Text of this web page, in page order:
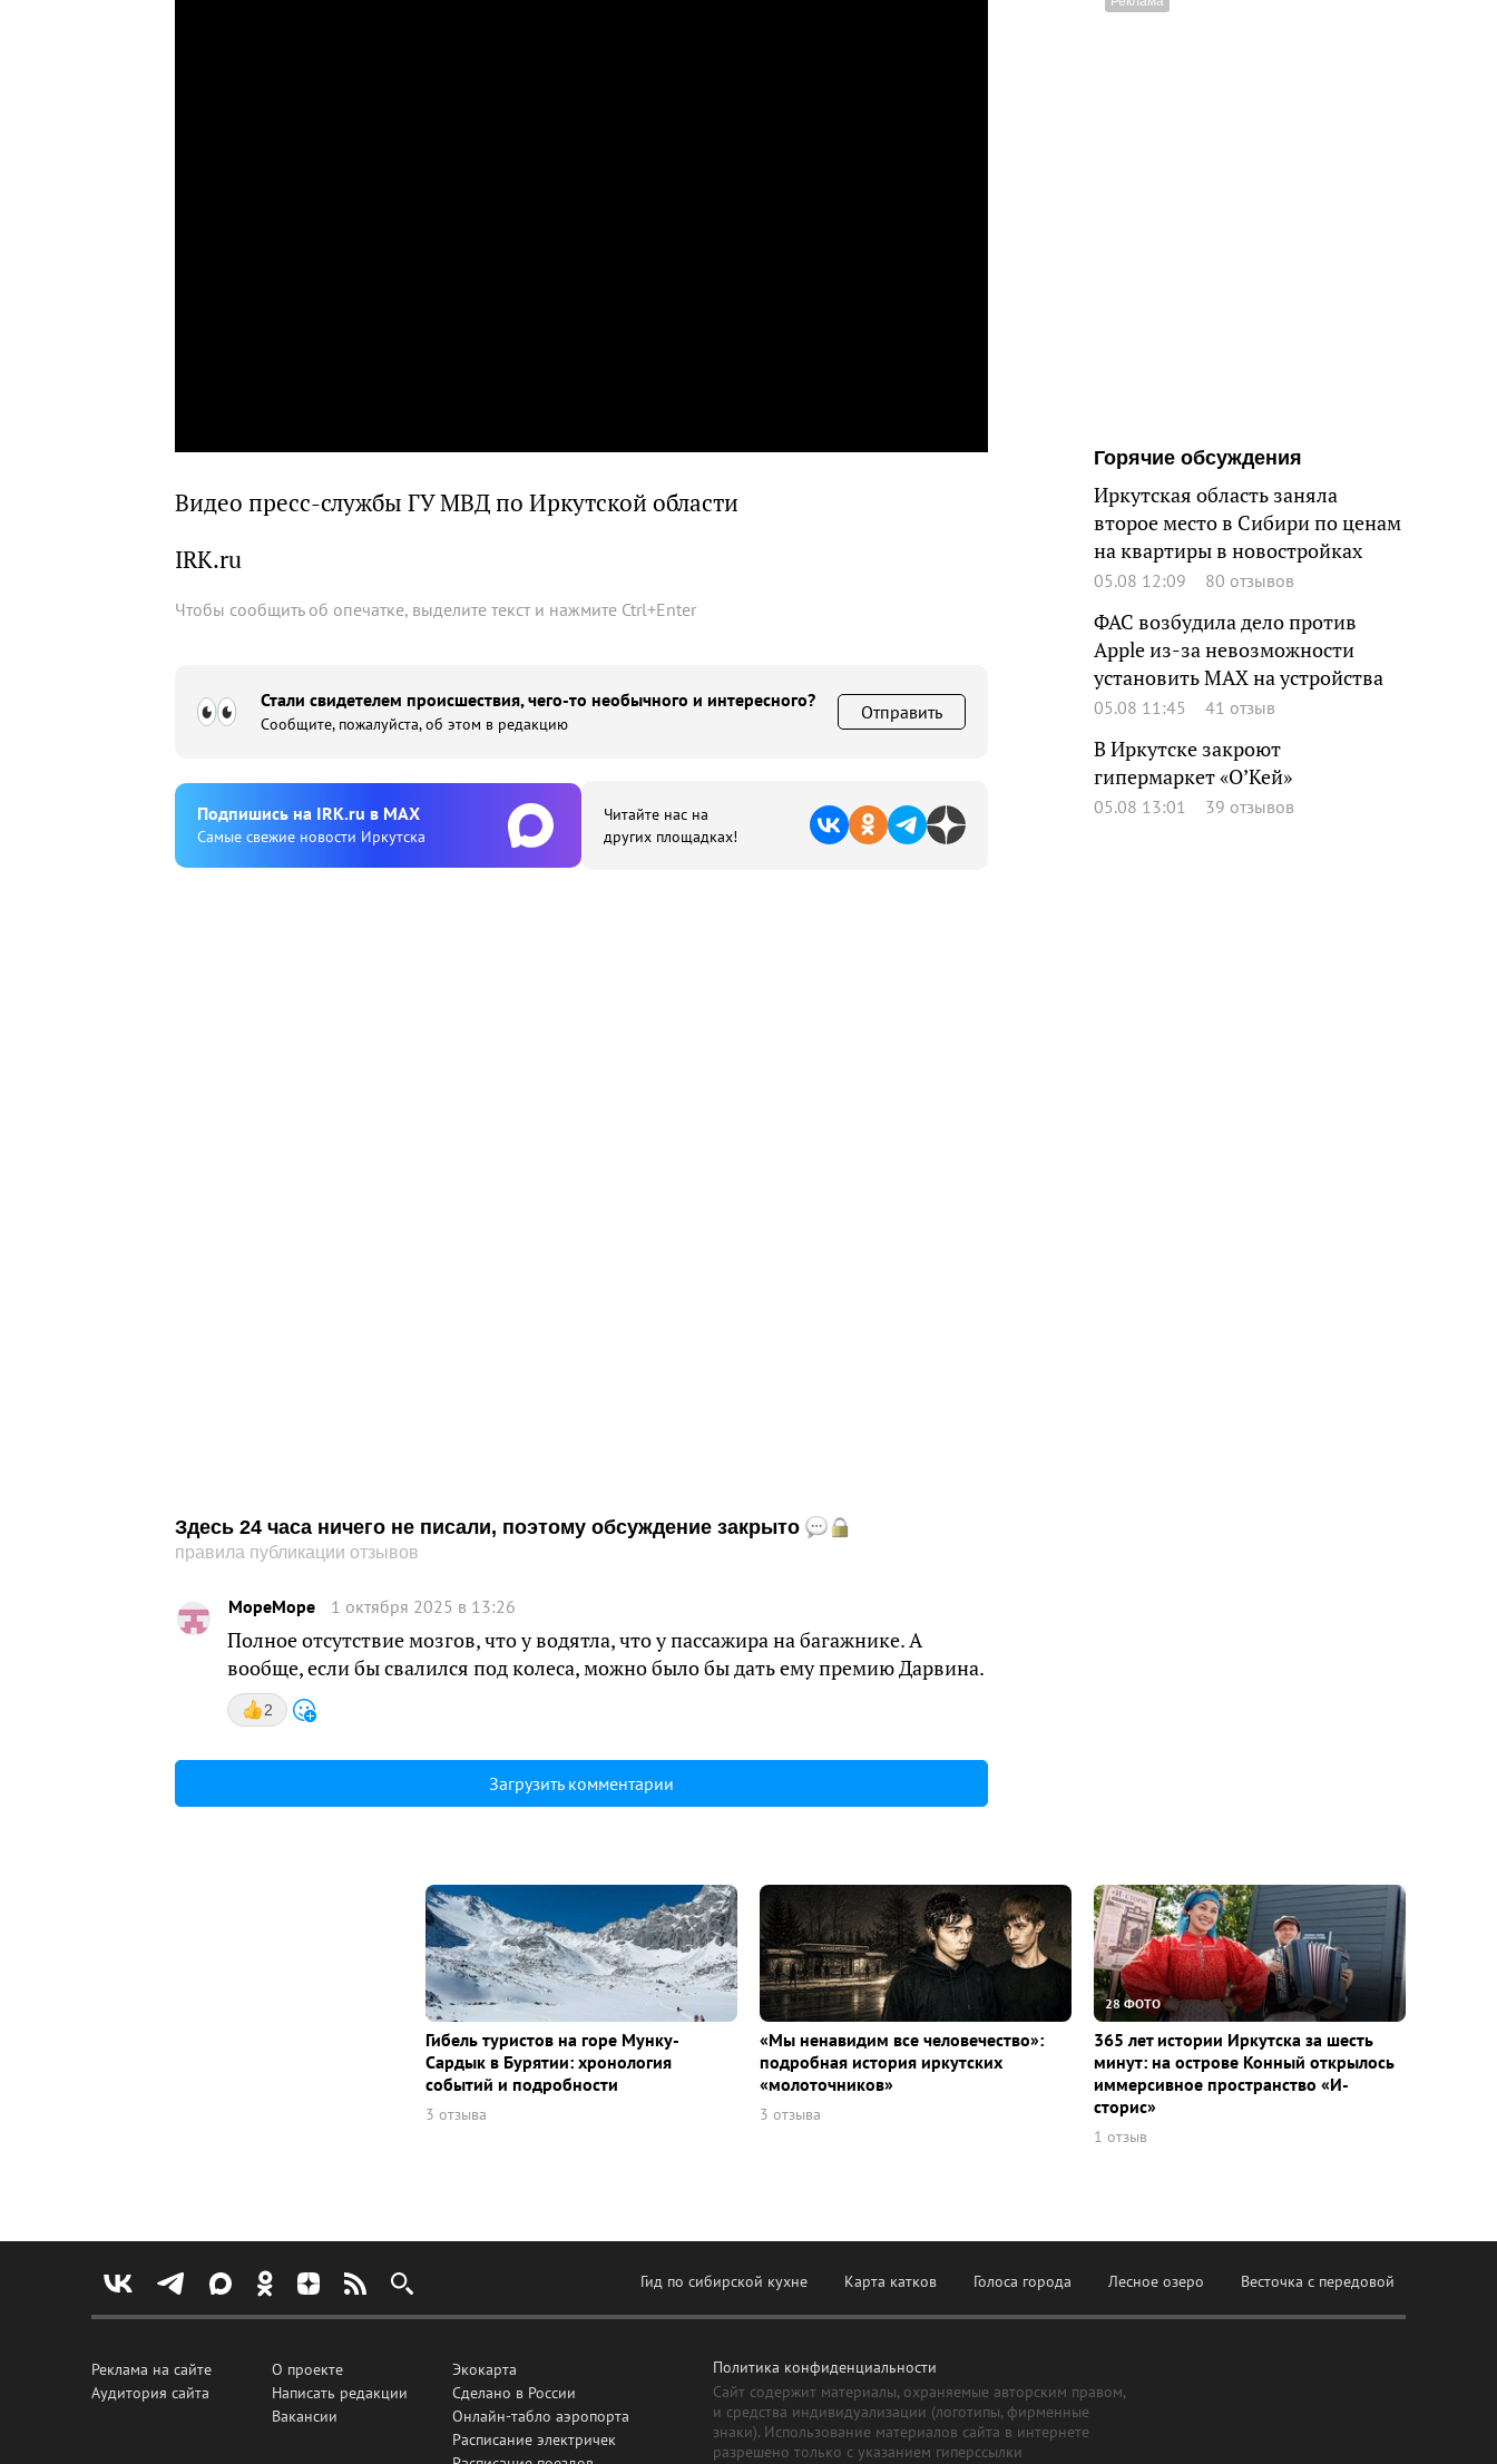
Видео пресс-службы ГУ МВД по Иркутской области
IRK.ru
Чтобы сообщить об опечатке, выделите текст и нажмите Ctrl+Enter
Стали свидетелем происшествия, чего-то необычного и интересного?
Сообщите, пожалуйста, об этом в редакцию
Отправить
Подпишиcь на IRK.ru в MAX
Cамые свежие новости Иркутска
Читайте нас на
других площадках!
Здесь 24 часа ничего не писали, поэтому обсуждение закрыто
правила публикации отзывов
МореМоре 1 октября 2025 в 13:26
Полное отсутствие мозгов, что у водятла, что у пассажира на багажнике. А
вообще, если бы свалился под колеса, можно было бы дать ему премию Дарвина.
2
Загрузить комментарии
Горячие обсуждения
Иркутская область заняла
второе место в Сибири по ценам
на квартиры в новостройках
05.08 12:09 80 отзывов
ФАС возбудила дело против
Apple из-за невозможности
установить MAX на устройства
05.08 11:45 41 отзыв
В Иркутске закроют
гипермаркет «О’Кей»
05.08 13:01 39 отзывов
Гибель туристов на горе Мунку-
Сардык в Бурятии: хронология
событий и подробности
3 отзыва
«Мы ненавидим все человечество»:
подробная история иркутских
«молоточников»
3 отзыва
28 ФОТО
365 лет истории Иркутска за шесть
минут: на острове Конный открылось
иммерсивное пространство «И-
сторис»
1 отзыв
Гид по сибирской кухне Карта катков Голоса города Лесное озеро Весточка с передовой
Реклама на сайте
Аудитория сайта
О проекте
Написать редакции
Вакансии
Экокарта
Сделано в России
Онлайн-табло аэропорта
Расписание электричек
Политика конфиденциальности
Сайт содержит материалы, охраняемые авторским правом,
и средства индивидуализации (логотипы, фирменные
знаки). Использование материалов сайта в интернете
разрешено только с указанием гиперссылки